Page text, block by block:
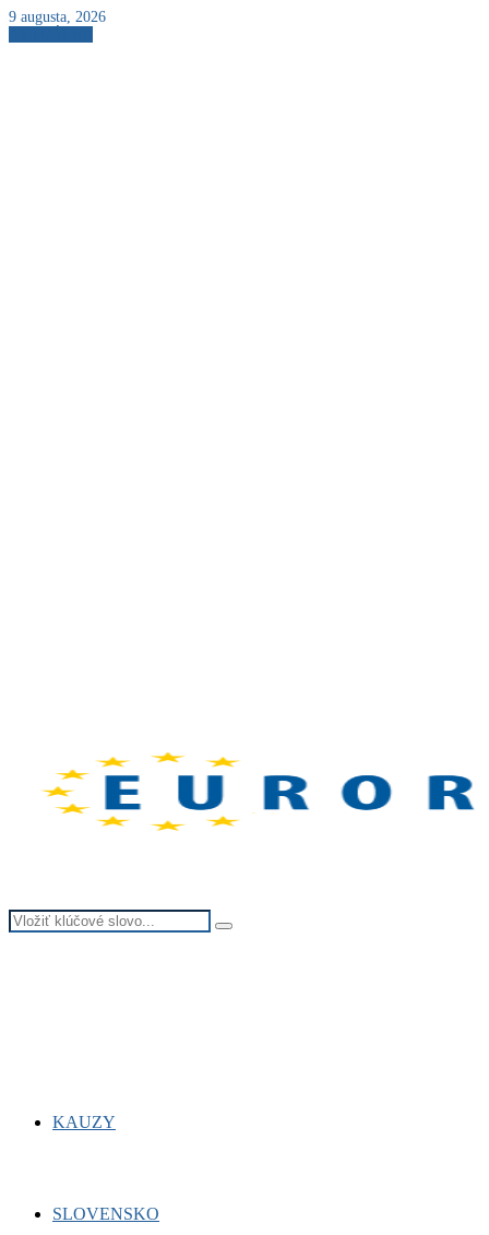
9 augusta, 2026
Search
Search
KAUZY
SLOVENSKO